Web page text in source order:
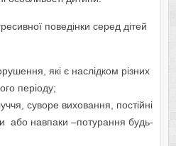
поведінки серед дітей
які є наслідком різних
періоду;
суворе виховання, постійні
або навпаки –потурання будь-